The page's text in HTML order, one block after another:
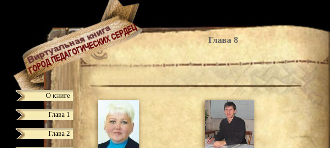
О книге
Глава 1
Глава 2
Глава 8